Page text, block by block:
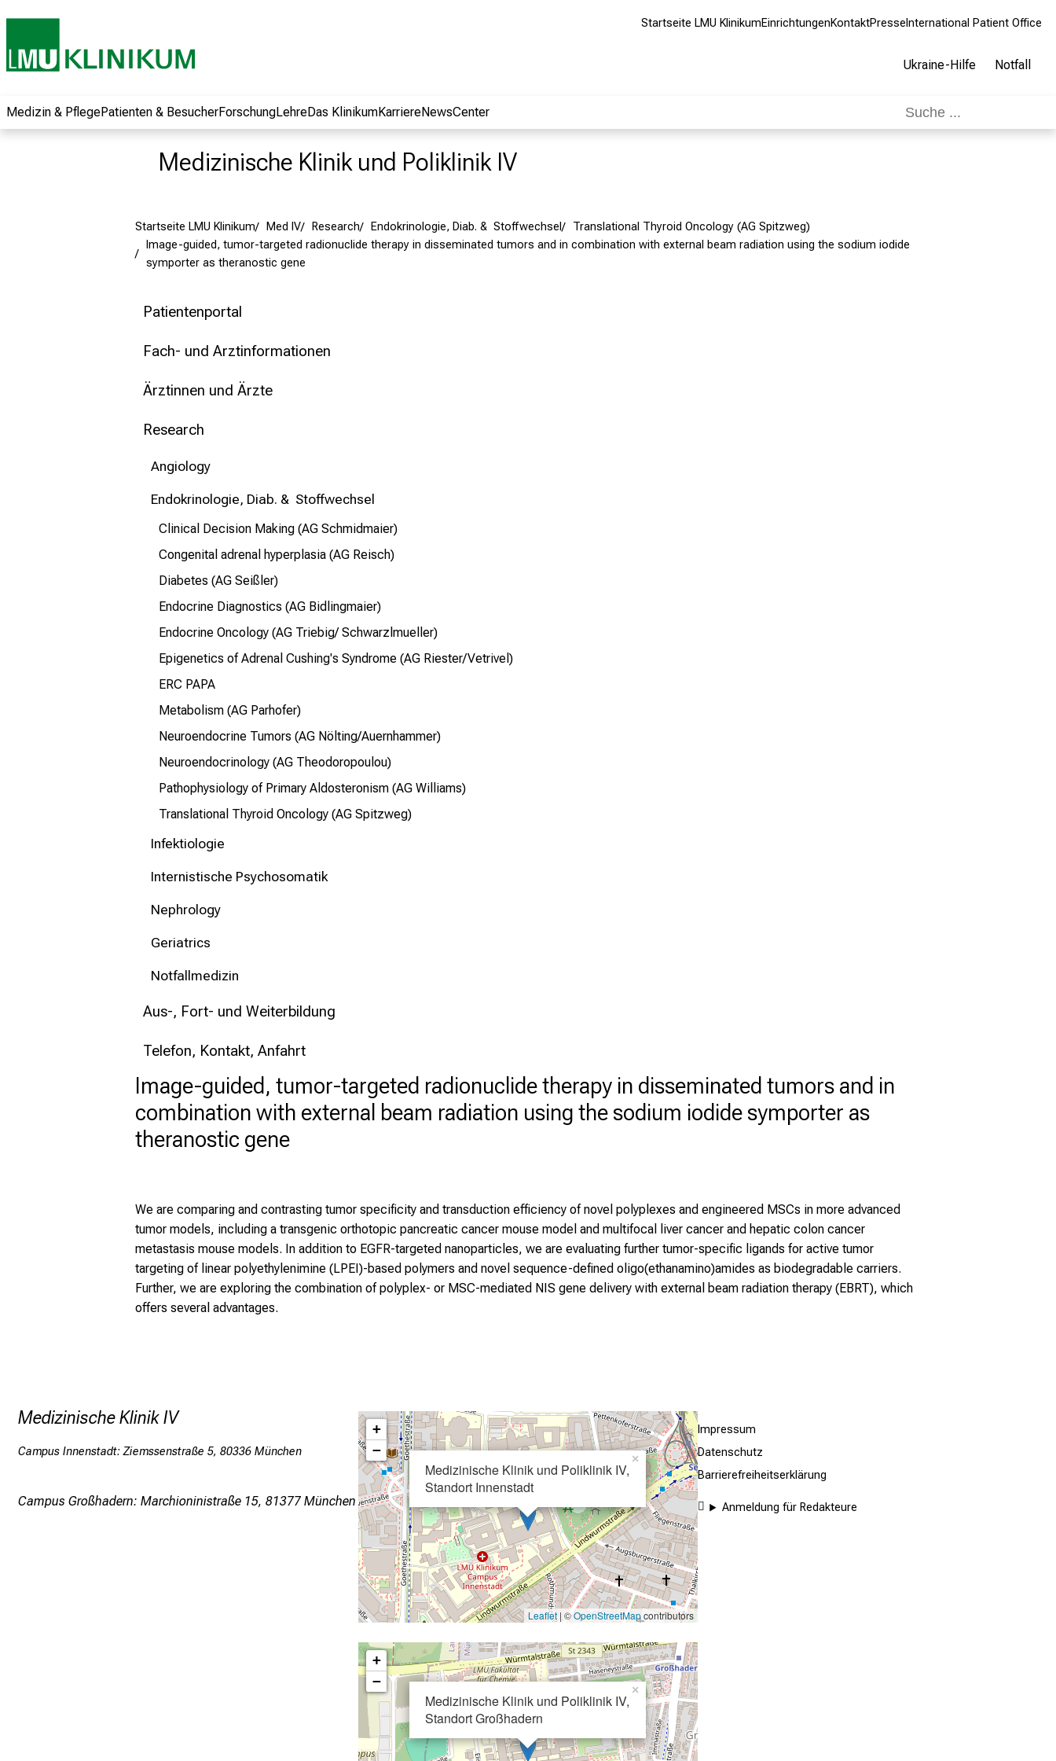
Startseite LMU KlinikumEinrichtungenKontaktPresse International Patient Office
Ukraine-Hilfe Notfall
Medizin & PflegePatienten & BesucherForschungLehreDas KlinikumKarriereNewsCenter
Medizinische Klinik und Poliklinik IV
Startseite LMU Klinikum Med IV Research Endokrinologie, Diab. & Stoffwechsel
Translational Thyroid Oncology (AG Spitzweg)
Image-guided, tumor-targeted radionuclide therapy in disseminated tumors and in combination with external beam radiation using the sodium iodide
symporter as theranostic gene
Patientenportal
Fach- und Arztinformationen
Ärztinnen und Ärzte
Research
Angiology
Endokrinologie, Diab. & Stoffwechsel
Clinical Decision Making (AG Schmidmaier)
Congenital adrenal hyperplasia (AG Reisch)
Diabetes (AG Seißler)
Endocrine Diagnostics (AG Bidlingmaier)
Endocrine Oncology (AG Triebig/ Schwarzlmueller)
Epigenetics of Adrenal Cushing's Syndrome (AG Riester/Vetrivel)
ERC PAPA
Metabolism (AG Parhofer)
Neuroendocrine Tumors (AG Nölting/Auernhammer)
Neuroendocrinology (AG Theodoropoulou)
Pathophysiology of Primary Aldosteronism (AG Williams)
Translational Thyroid Oncology (AG Spitzweg)
Infektiologie
Internistische Psychosomatik
Nephrology
Geriatrics
Notfallmedizin
Aus-, Fort- und Weiterbildung
Telefon, Kontakt, Anfahrt
Image-guided, tumor-targeted radionuclide therapy in disseminated tumors and in
combination with external beam radiation using the sodium iodide symporter as
theranostic gene
We are comparing and contrasting tumor specificity and transduction efficiency of novel polyplexes and engineered MSCs in more advanced
tumor models, including a transgenic orthotopic pancreatic cancer mouse model and multifocal liver cancer and hepatic colon cancer
metastasis mouse models. In addition to EGFR-targeted nanoparticles, we are evaluating further tumor-specific ligands for active tumor
targeting of linear polyethylenimine (LPEI)-based polymers and novel sequence-defined oligo(ethanamino)amides as biodegradable carriers.
Further, we are exploring the combination of polyplex- or MSC-mediated NIS gene delivery with external beam radiation therapy (EBRT), which
offers several advantages.
Informationen zu
Jobs, Ausbildungen
Weiterbildungen.
Kommen Sie
Pflegewissenschaft
begeistern – ganz
ohne Anmeldung.
mehr Informationen
Medizinische Klinik IV
Campus Innenstadt: Ziemssenstraße 5, 80336 München
Campus Großhadern: Marchioninistraße 15, 81377 München
Medizinische Klinik und Poliklinik IV,
Standort Innenstadt
×
+
−
Leaflet| ©OpenStreetMapcontributors
Medizinische Klinik und Poliklinik IV,
Standort Großhadern
×
+
−
Impressum
Datenschutz
Barrierefreiheitserklärung
Anmeldung für Redakteure